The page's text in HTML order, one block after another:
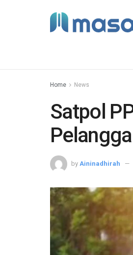
Home News
Satpol
by Aininadhirah